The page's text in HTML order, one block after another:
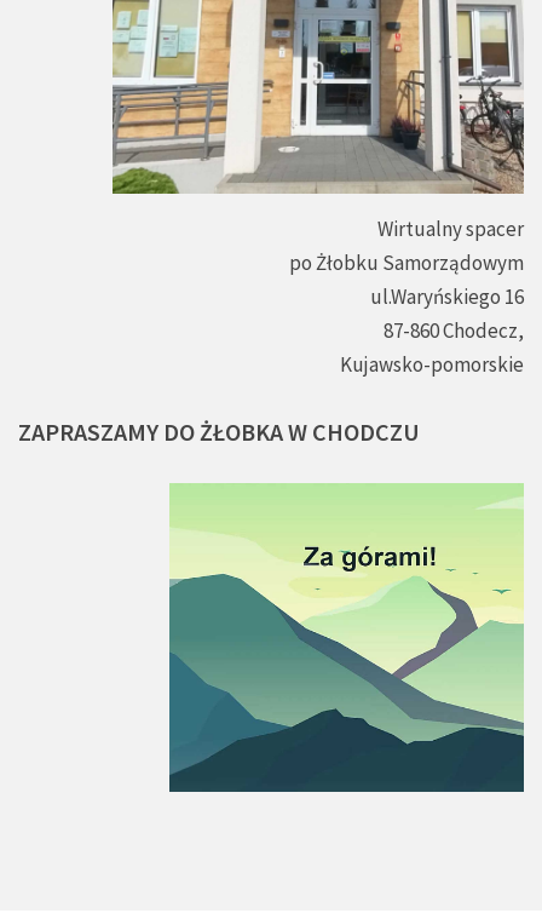
Wirtualny spacer
po Żłobku Samorządowym
ul.Waryńskiego 16
87-860 Chodecz,
Kujawsko-pomorskie
ZAPRASZAMY DOŻŁOBKAW CHODCZU